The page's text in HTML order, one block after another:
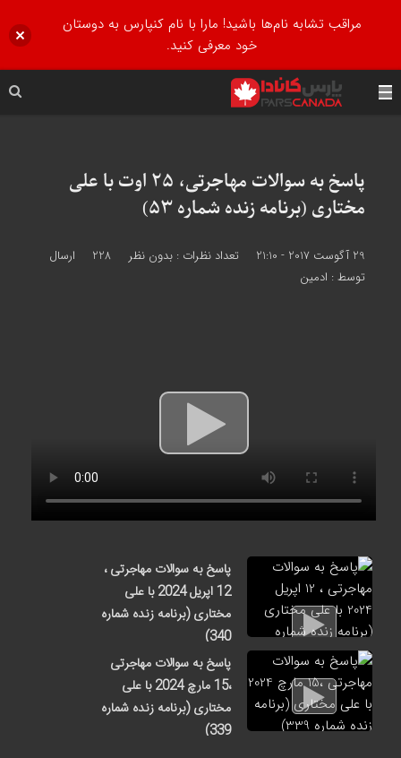
پاسخ به سوالات مهاجرتی، 25 اوت با علی
مختاری (برنامه زنده شماره 53)
29 آگوست 2017 - 21:10 تعداد نظرات : بدون نظر
ارسال
توسط : ادمین
پاسخ به سوالات مهاجرتی ،
12 اپریل 2024 با علی
مختاری (برنامه زنده شماره
340)
9 ساعت قبل
پاسخ به سوالات مهاجرتی
،15 مارچ 2024 با علی
مختاری (برنامه زنده شماره
339)
مراقب تشابه نام‌ها باشید! مارا با نام کنپارس به دوستان
خود معرفی کنید.